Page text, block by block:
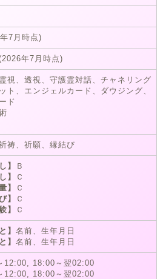
7月時点)
年7月時点)
視、透視、守護霊対話、チャネリング
ト、エンジェルカード、ダウジング、
ド
祷、祈願、縁結び
】
Ｂ
】
Ｃ
】
Ｃ
】
Ｃ
】
Ｃ
】 名前、生年月日
】 名前、生年月日
12:00, 18:00～翌02:00
12:00, 18:00～翌02:00